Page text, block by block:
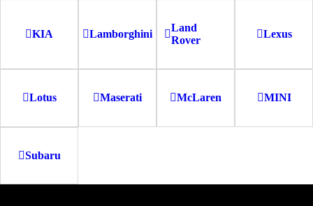
KIA Lamborghini
Land
Rover
Lexus
Lotus Maserati McLaren MINI
Subaru